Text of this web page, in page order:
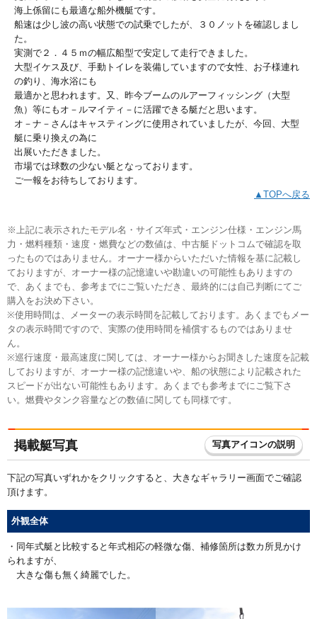
海上係留にも最適な船外機艇です。
船速は少し波の高い状態での試乗でしたが、３０ノットを確認しまし
た。
実測で２．４５ｍの幅広船型で安定して走行できました。
大型イケス及び、手動トイレを装備していますので女性、お子様連れ
の釣り、海水浴にも
最適かと思われます。又、昨今ブームのルアーフィッシング（大型
魚）等にもオ－ルマイティ－に活躍できる艇だと思います。
オ－ナ－さんはキャスティングに使用されていましたが、今回、大型
艇に乗り換えの為に
出展いただきました。
市場では球数の少ない艇となっております。
ご一報をお待ちしております。
▲TOPへ戻る
※上記に表示されたモデル名・サイズ年式・エンジン仕様・エンジン馬
力・燃料種類・速度・燃費などの数値は、中古艇ドットコムで確認を取
ったものではありません。オーナー様からいただいた情報を基に記載し
ておりますが、オーナー様の記憶違いや勘違いの可能性もありますの
で、あくまでも、参考までにご覧いただき、最終的には自己判断にてご
購入をお決め下さい。
※使用時間は、メーターの表示時間を記載しております。あくまでもメー
タの表示時間ですので、実際の使用時間を補償するものではありませ
ん。
※巡行速度・最高速度に関しては、オーナー様からお聞きした速度を記載
しておりますが、オーナー様の記憶違いや、船の状態により記載された
スピードが出ない可能性もあります。あくまでも参考までにご覧下さ
い。燃費やタンク容量などの数値に関しても同様です。
掲載艇写真 写真アイコンの説明
下記の写真いずれかをクリックすると、大きなギャラリー画面でご確認
頂けます。
外観全体
・同年式艇と比較すると年式相応の軽微な傷、補修箇所は数カ所見かけ
られますが、
大きな傷も無く綺麗でした。